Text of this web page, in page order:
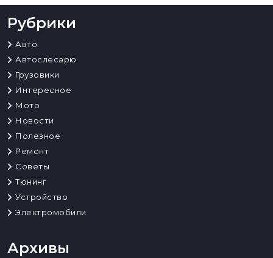
Рубрики
Авто
Автослесарю
Грузовики
Интересное
Мото
Новости
Полезное
Ремонт
Советы
Тюнинг
Устройство
Электромобили
Архивы